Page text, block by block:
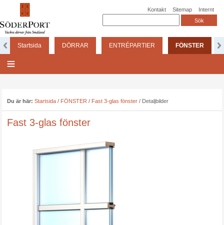
Kontakt Sitemap Internt
Startsida DÖRRAR ENTRÉPARTIER FÖNSTER
Du är här: Startsida / FÖNSTER / Fast 3-glas fönster / Detaljbilder
Fast 3-glas fönster